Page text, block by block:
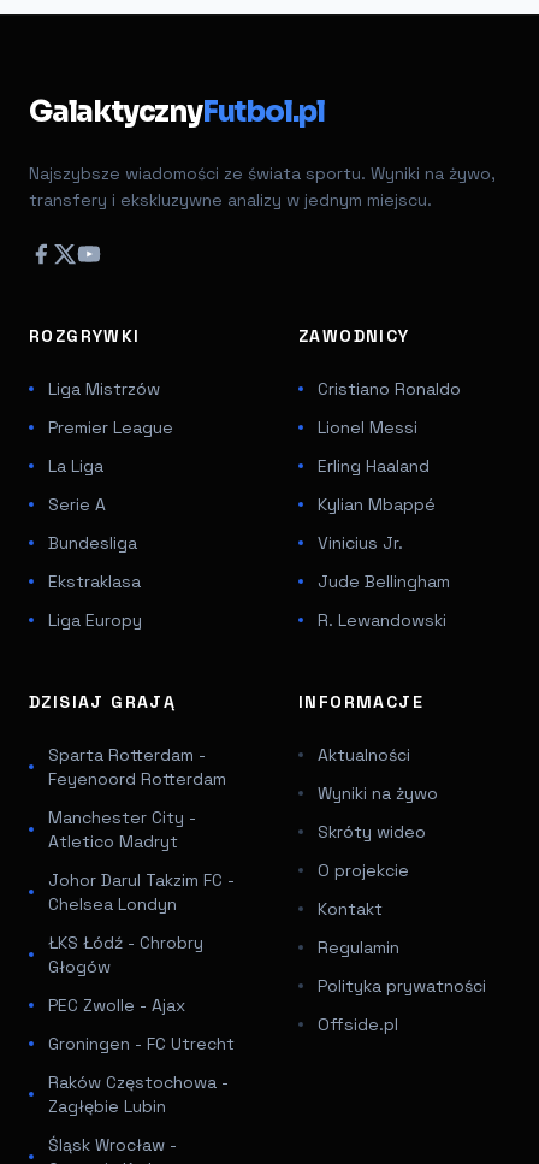
GalaktycznyFutbol.pl
Najszybsze wiadomości ze świata sportu. Wyniki na żywo,
transfery i ekskluzywne analizy w jednym miejscu.
ROZGRYWKI
Liga Mistrzów
Premier League
La Liga
Serie A
Bundesliga
Ekstraklasa
Liga Europy
ZAWODNICY
Cristiano Ronaldo
Lionel Messi
Erling Haaland
Kylian Mbappé
Vinicius Jr.
Jude Bellingham
R. Lewandowski
DZISIAJ GRAJĄ
Sparta Rotterdam -
Feyenoord Rotterdam
Manchester City -
Atletico Madryt
Johor Darul Takzim FC -
Chelsea Londyn
ŁKS Łódź - Chrobry
Głogów
PEC Zwolle - Ajax
Groningen - FC Utrecht
Raków Częstochowa -
Zagłębie Lubin
Śląsk Wrocław -
INFORMACJE
Aktualności
Wyniki na żywo
Skróty wideo
O projekcie
Kontakt
Regulamin
Polityka prywatności
Offside.pl